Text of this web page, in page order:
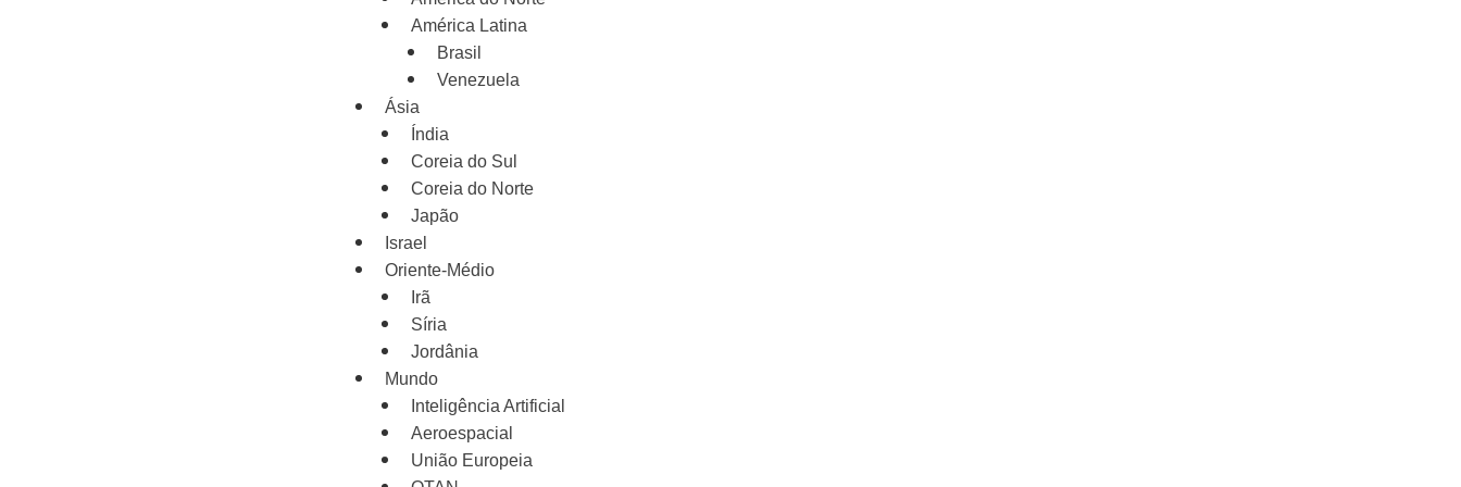
América Latina
Brasil
Venezuela
Ásia
Índia
Coreia do Sul
Coreia do Norte
Japão
Israel
Oriente-Médio
Irã
Síria
Jordânia
Mundo
Inteligência Artificial
Aeroespacial
União Europeia